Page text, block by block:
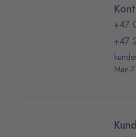
+47
+47
Man-